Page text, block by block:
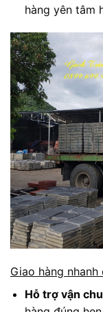
hàng yên tâm
Giao hàng nhanh
Hỗ trợ vận